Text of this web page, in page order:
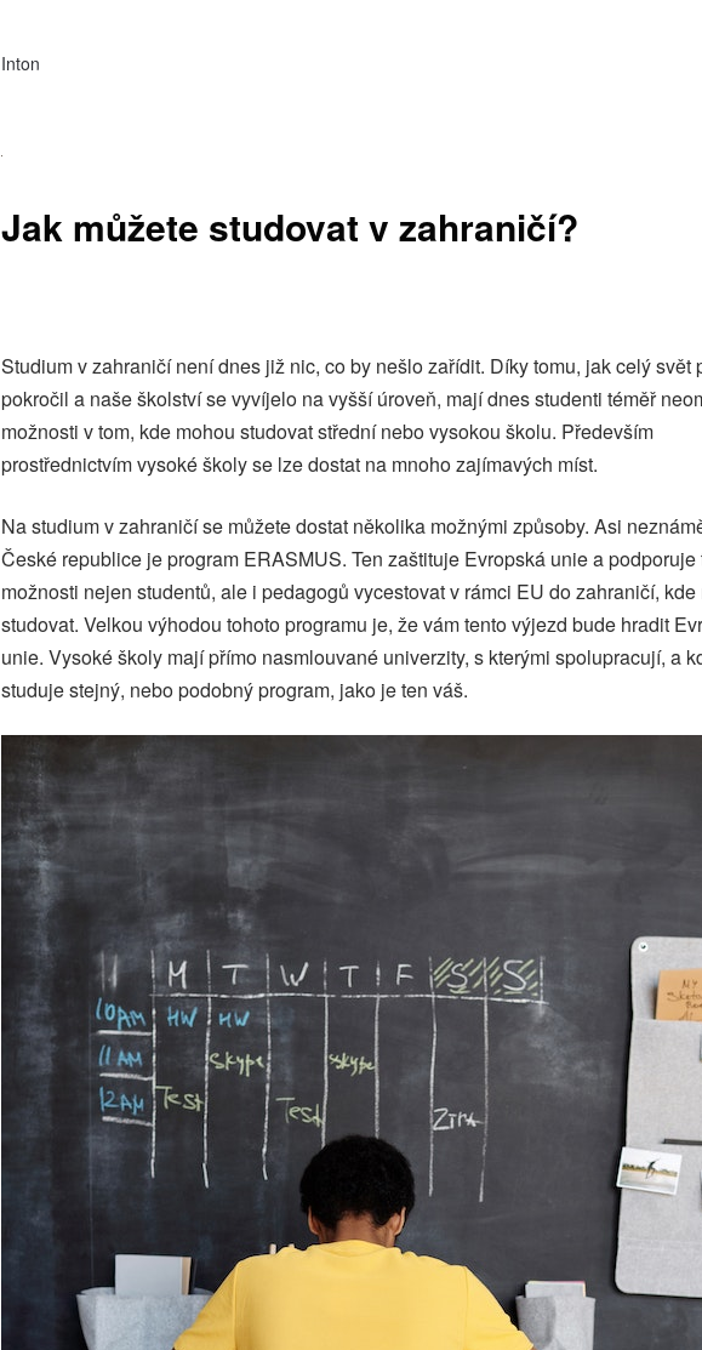
Inton
Jak můžete studovat v zahraničí?
Studium v zahraničí není dnes již nic, co by nešlo zařídit. Díky tomu, jak celý svět
pokročil a naše školství se vyvíjelo na vyšší úroveň, mají dnes studenti téměř
možnosti v tom, kde mohou studovat střední nebo vysokou školu. Především
prostřednictvím vysoké školy se lze dostat na mnoho zajímavých míst.
Na studium v zahraničí se můžete dostat několika možnými způsoby. Asi
České republice je program ERASMUS. Ten zaštituje Evropská unie a podporuje
možnosti nejen studentů, ale i pedagogů vycestovat v rámci EU do zahraničí, kde
studovat. Velkou výhodou tohoto programu je, že vám tento výjezd bude hradit
unie. Vysoké školy mají přímo nasmlouvané univerzity, s kterými spolupracují, a
studuje stejný, nebo podobný program, jako je ten váš.